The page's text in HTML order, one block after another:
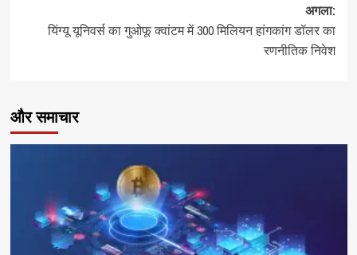
अगला:
यिंग्यू यूनिवर्स का गुओफू क्वांटम में 300 मिलियन हांगकांग डॉलर का
रणनीतिक निवेश
और समाचार